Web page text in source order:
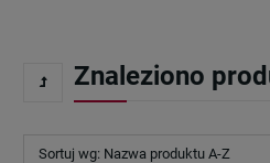
Znaleziono
Sortuj wg: Nazwa produktu A-Z